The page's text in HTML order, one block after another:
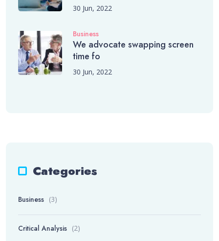
30 Jun, 2022
Business
We advocate swapping screen
time fo
30 Jun, 2022
Categories
Business (3)
Critical Analysis (2)